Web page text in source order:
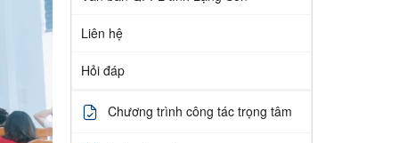
Liên hệ
Hỏi đáp
Chương trình công tác trọng tâm